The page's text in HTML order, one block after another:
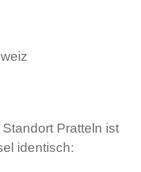
Pratteln ist
identisch: